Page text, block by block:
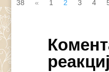
38
« 1 2 3 4